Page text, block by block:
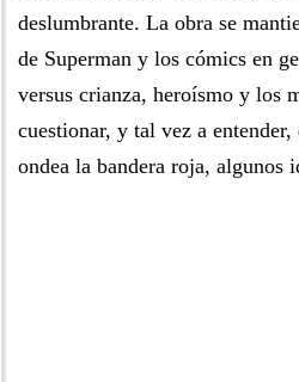
deslumbrante. La obra se
de Superman y los cómics en
versus crianza, heroísmo y los
cuestionar, y tal vez a
ondea la bandera roja, algunos